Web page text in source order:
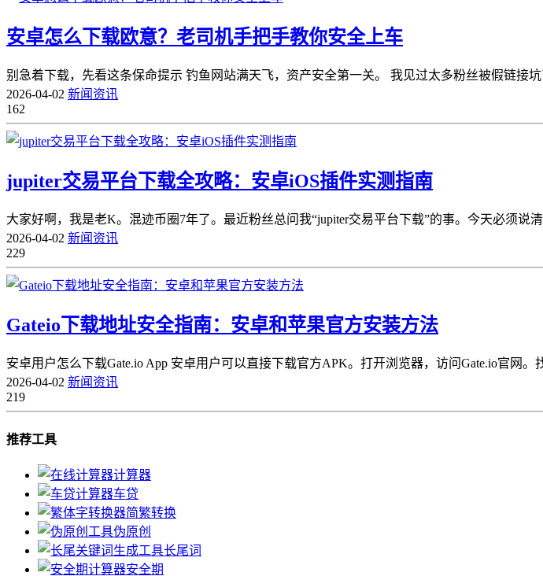
安卓怎么下载欧意？老司机手把手教你安全上车
别急着下载，先看这条保命提示 钓鱼网站满天飞，资产安全第一关。 我见过太多粉丝被假链
2026-04-02 新闻资讯
162
jupiter交易平台下载全攻略：安卓iOS插件实测指南
大家好啊，我是老K。混迹币圈7年了。最近粉丝总问我“jupiter交易平台下载”的事。今天必须
2026-04-02 新闻资讯
229
Gateio下载地址安全指南：安卓和苹果官方安装方法
安卓用户怎么下载Gate.io App 安卓用户可以直接下载官方APK。打开浏览器，访问Gate.io官网
2026-04-02 新闻资讯
219
推荐工具
计算器
车贷
简繁转换
伪原创
长尾词
安全期